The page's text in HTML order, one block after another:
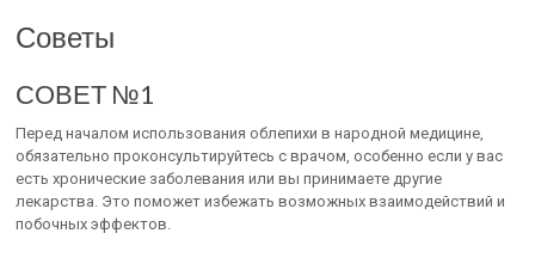
Советы
СОВЕТ №1
Перед началом использования облепихи в народной медицине,
обязательно проконсультируйтесь с врачом, особенно если у вас
есть хронические заболевания или вы принимаете другие
лекарства. Это поможет избежать возможных взаимодействий и
побочных эффектов.